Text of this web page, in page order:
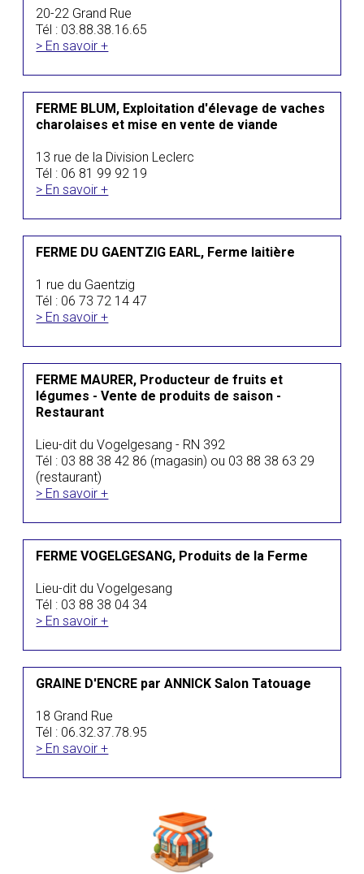
20-22 Grand Rue
Tél : 03.88.38.16.65
> En savoir +
FERME BLUM, Exploitation d'élevage de vaches
charolaises et mise en vente de viande
13 rue de la Division Leclerc
Tél : 06 81 99 92 19
> En savoir +
FERME DU GAENTZIG EARL, Ferme laitière
1 rue du Gaentzig
Tél : 06 73 72 14 47
> En savoir +
FERME MAURER, Producteur de fruits et
légumes - Vente de produits de saison -
Restaurant
Lieu-dit du Vogelgesang - RN 392
Tél : 03 88 38 42 86 (magasin) ou 03 88 38 63 29
(restaurant)
> En savoir +
FERME VOGELGESANG, Produits de la Ferme
Lieu-dit du Vogelgesang
Tél : 03 88 38 04 34
> En savoir +
GRAINE D'ENCRE par ANNICK Salon Tatouage
18 Grand Rue
Tél : 06.32.37.78.95
> En savoir +